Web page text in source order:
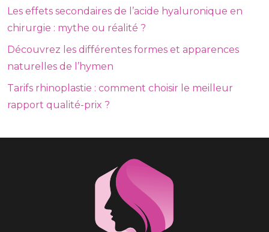
Les effets secondaires de l’acide hyaluronique en
chirurgie : mythe ou réalité ?
Découvrez les différentes formes et apparences
naturelles de l’hymen
Tarifs rhinoplastie : comment choisir le meilleur
rapport qualité-prix ?